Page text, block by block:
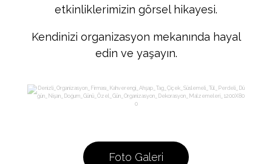
etkinliklerimizin görsel hikayesi.
Kendinizi organizasyon mekanında hayal
edin ve yaşayın.
Foto Galeri